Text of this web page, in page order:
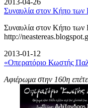
2013-04-26
Συναυλία στον Κήπο
Συναυλία στον Κήπο
http://
2013-01-12
«Οπερατόριο Κωστής
Αφιέρωμα στην 160η